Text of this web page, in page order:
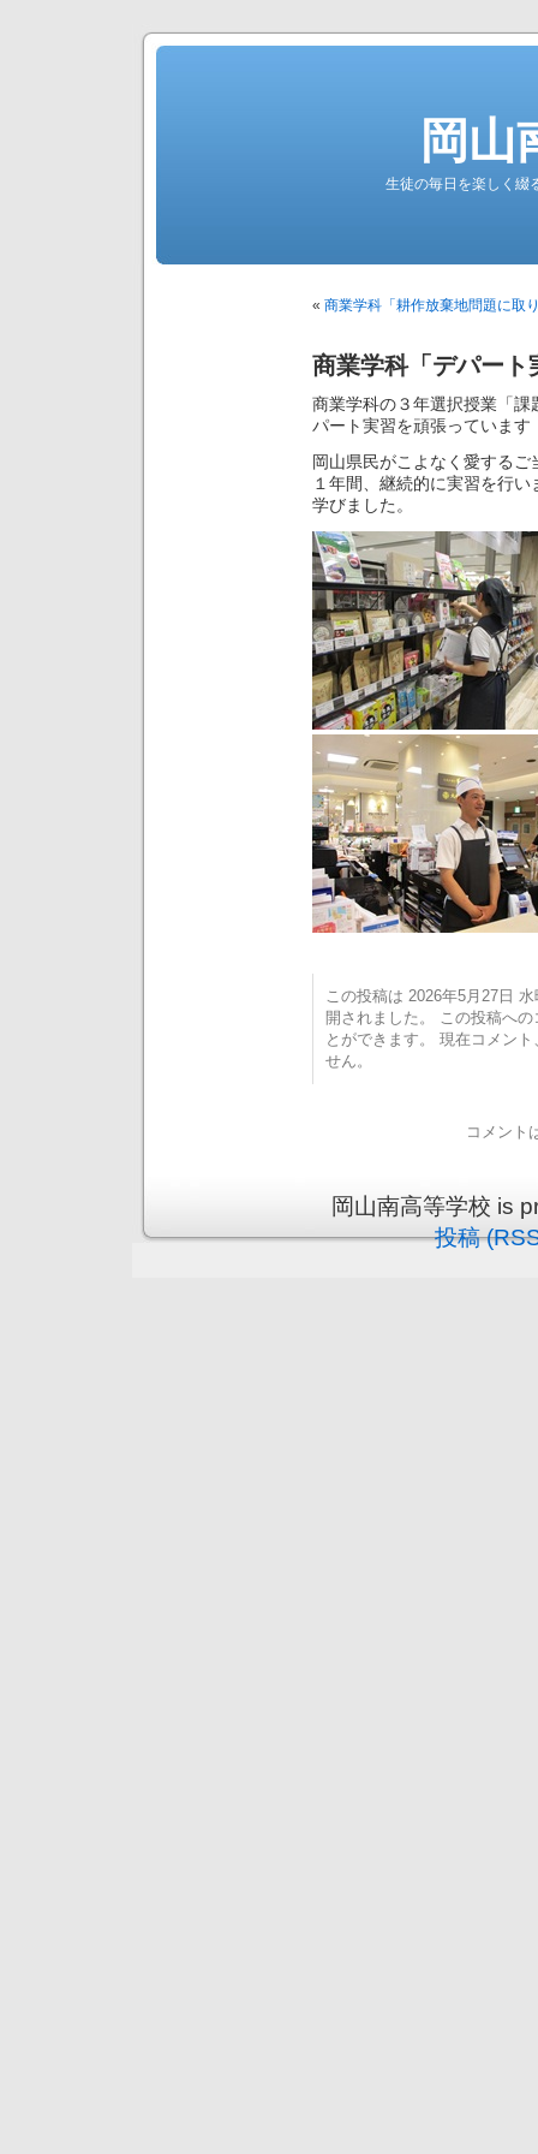
岡山
生徒の毎日を楽しく綴
« 商業学科「耕作放棄地問題に取
商業学科「デパート
商業学科の３年選択授業「
パート実習を頑張っています
岡山県民がこよなく愛する
１年間、継続的に実習を行
学びました。
この投稿は 2026年5月27日
開されました。 この投稿へ
とができます。 現在コメン
せん。
コメント
岡山南高等学校 is
投稿